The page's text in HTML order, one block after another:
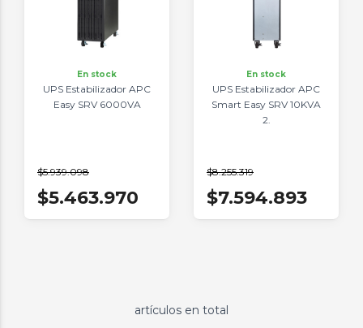
En stock
UPS Estabilizador APC
Easy SRV 6000VA
$5.939.098
$5.463.970
En stock
UPS Estabilizador APC
Smart Easy SRV 10KVA
2.
$8.255.319
$7.594.893
artículos en total